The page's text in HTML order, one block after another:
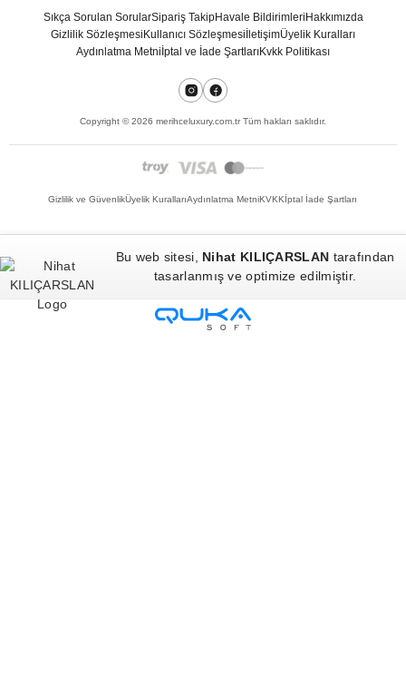
Sıkça Sorulan SorularSipariş TakipHavale BildirimleriHakkımızda
Gizlilik SözleşmesiKullanıcı SözleşmesiİletişimÜyelik Kuralları
Aydınlatma Metniİptal ve İade ŞartlarıKvkk Politikası
Copyright ©2026 merihceluxury.com.tr Tüm hakları saklıdır.
Gizlilik ve GüvenlikÜyelik KurallarıAydınlatma MetniKVKKİptal İade Şartları
Bu web sitesi, Nihat KILIÇARSLAN tarafından
tasarlanmış ve optimize edilmiştir.